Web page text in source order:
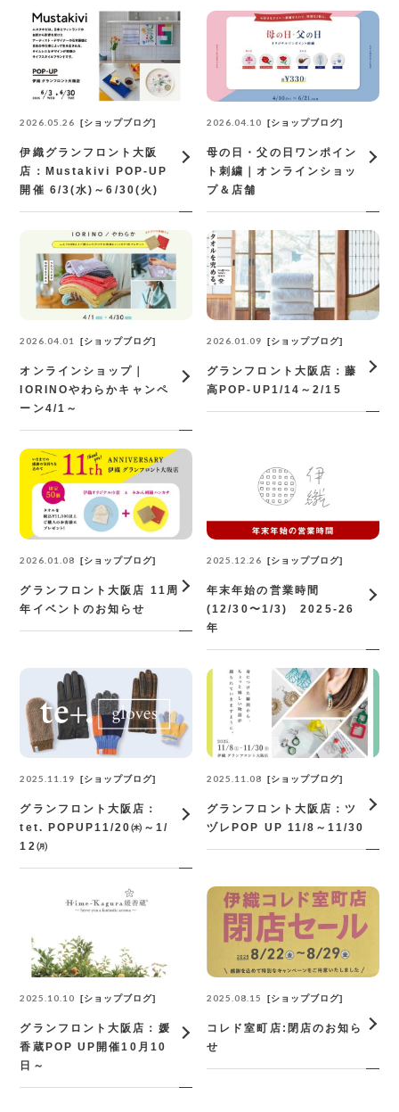
2026.05.26 ショップブログ
伊織グランフロント大阪
店：Mustakivi POP-UP
開催 6/3(水)～6/30(火)
2026.04.10 ショップブログ
母の日・父の日ワンポイン
ト刺繍｜オンラインショッ
プ＆店舗
2026.04.01 ショップブログ
オンラインショップ｜
IORINOやわらかキャンペ
ーン4/1～
2026.01.09 ショップブログ
グランフロント大阪店：藤
高POP-UP1/14～2/15
2026.01.08 ショップブログ
グランフロント大阪店 11周
年イベントのお知らせ
2025.12.26 ショップブログ
年末年始の営業時間
(12/30〜1/3) 2025-26
年
2025.11.19 ショップブログ
グランフロント大阪店：
tet. POPUP11/20㈭～1/
12㈪
2025.11.08 ショップブログ
グランフロント大阪店：ツ
ヅレPOP UP 11/8～11/30
2025.10.10 ショップブログ
グランフロント大阪店：媛
香蔵POP UP開催10月10
日～
2025.08.15 ショップブログ
コレド室町店:閉店のお知ら
せ